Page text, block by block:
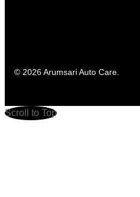
© 2026 Arumsari Auto Care.
Scroll to Top